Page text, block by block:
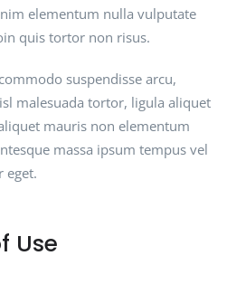
elementum nulla vulputate
quis tortor non risus.
suspendisse arcu,
malesuada tortor, ligula aliquet
mauris non elementum
massa ipsum tempus vel
eget.
Use